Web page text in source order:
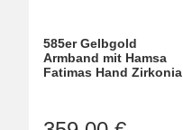
585er Gelbgold
Armband mit Hamsa
Fatimas Hand Zirkonia